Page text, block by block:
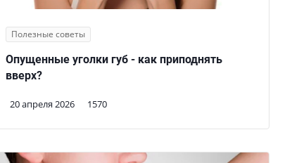
Полезные советы
20 апреля 2026 1570
Опущенные уголки губ - как приподнять
вверх?